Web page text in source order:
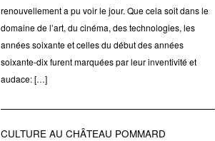
renouvellement a pu voir le jour. Que cela soit dans le
domaine de l’art, du cinéma, des technologies, les
années soixante et celles du début des années
soixante-dix furent marquées par leur inventivité et
audace: […]
CULTURE AU CHÂTEAU POMMARD